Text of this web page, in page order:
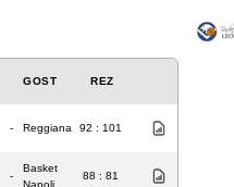
GOST REZ
- Reggiana 92 : 101
-
Basket
Napoli
88 : 81